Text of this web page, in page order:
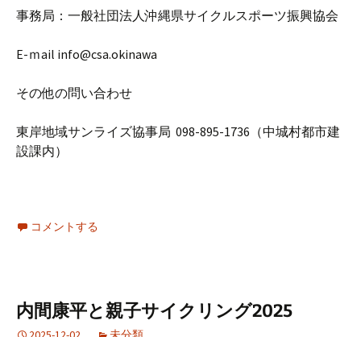
事務局：一般社団法人沖縄県サイクルスポーツ振興協会
E-ｍail info@csa.okinawa
その他の問い合わせ
東岸地域サンライズ協事局 098-895-1736（中城村都市建
設課内）
コメントする
内間康平と親子サイクリング2025